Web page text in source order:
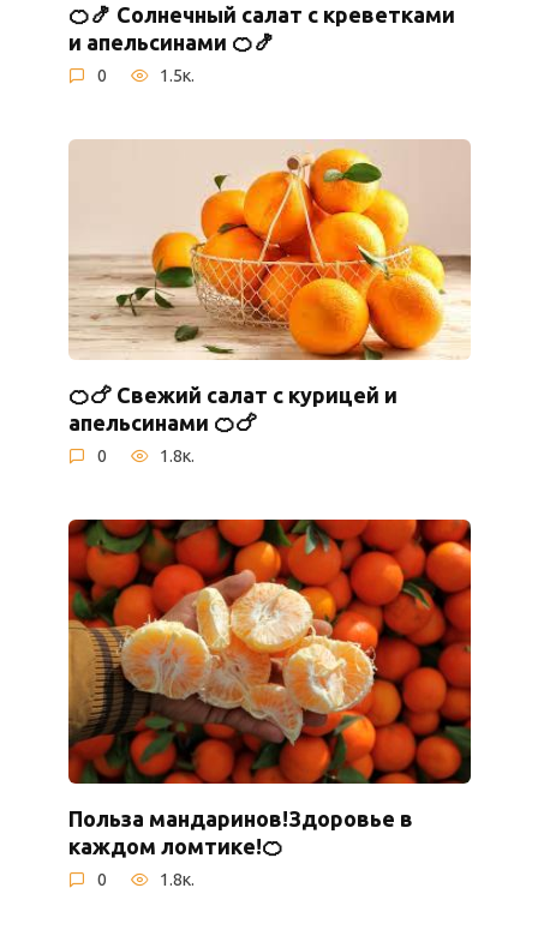
🍊🍤 Солнечный салат с креветками
и апельсинами 🍊🍤
0 1.5к.
🍊🍗 Свежий салат с курицей и
апельсинами 🍊🍗
0 1.8к.
Польза мандаринов!Здоровье в
каждом ломтике!🍊
0 1.8к.